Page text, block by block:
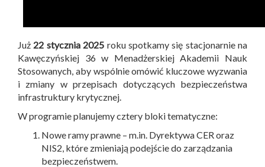
Już 22 stycznia 2025 roku spotkamy się stacjonarnie na
Kawęczyńskiej 36 w Menadżerskiej Akademii Nauk
Stosowanych, aby wspólnie omówić kluczowe wyzwania
i zmiany w przepisach dotyczących bezpieczeństwa
infrastruktury krytycznej.
W programie planujemy cztery bloki tematyczne:
Nowe ramy prawne – m.in. Dyrektywa CER oraz
NIS2, które zmieniają podejście do zarządzania
bezpieczeństwem.